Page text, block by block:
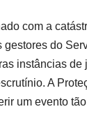
com a
gestores do
instâncias
A
um evento